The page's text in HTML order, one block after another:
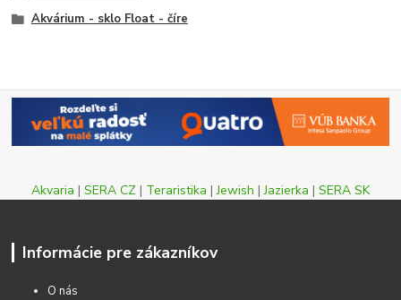
Akvárium - sklo Float - číre
Akvaria | SERA CZ | Teraristika |Jewish |Jazierka | SERA SK
Informácie pre zákazníkov
O nás